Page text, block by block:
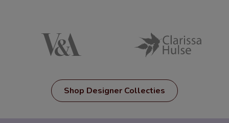
Shop Designer Collecties